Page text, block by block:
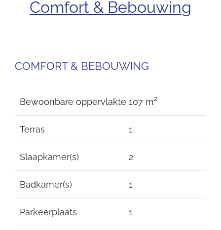
Comfort & Bebouwing
COMFORT & BEBOUWING
Bewoonbare oppervlakte 107 m²
Terras 1
Slaapkamer(s) 2
Badkamer(s) 1
Parkeerplaats 1